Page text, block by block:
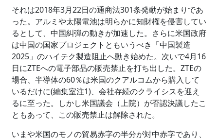
それは2018年3月22日の通商法301条発動が始まりであ
った。アルミや太陽電池は明らかに知財権を侵害してい
るとして、中国糾弾の動きが加速した。さらに米国政府
は中国の国家プロジェクトともいうべき「中国製造
2025」のハイテク製造阻止へ動き始めた。次いで4月16
日にZTEへの電子部品の販売禁止を打ち出した。ZTEの
場合、半導体の60％は米国のクアルコムから購入して
いるだけに(編集室注1)、会社存続のクライシスを迎え
るに至った。しかし米国議会（上院）が否認決議したこ
ともあって、この販売禁止は解除された。
いまや米国のモノの貿易赤字の半分が対中赤字であり、